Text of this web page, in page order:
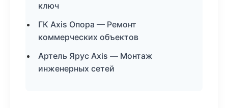
ключ
ГК Axis Опора — Ремонт
коммерческих объектов
Артель Ярус Axis — Монтаж
инженерных сетей